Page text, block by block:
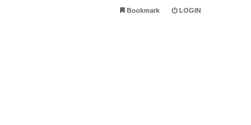
LOGIN
Bookmark